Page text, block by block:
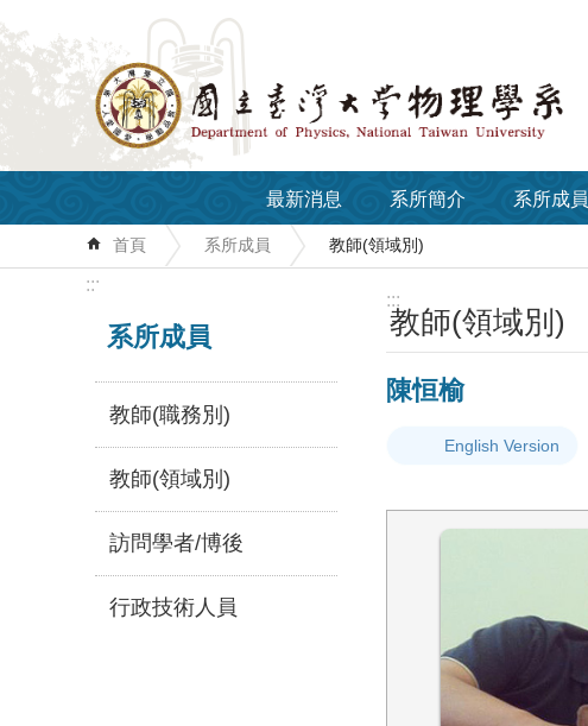
跳到主要內容區塊
最新消息 系所簡介 系所成員
首頁 系所成員 教師(領域別)
:::
系所成員
教師(職務別)
教師(領域別)
訪問學者/博後
行政技術人員
:::
教師(領域別)
陳恒榆
English Version